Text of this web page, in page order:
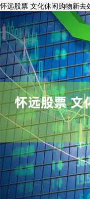
怀远股票 文化休闲购物新去